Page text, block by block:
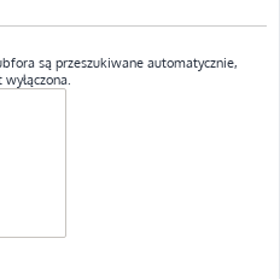
są przeszukiwane automatycznie,